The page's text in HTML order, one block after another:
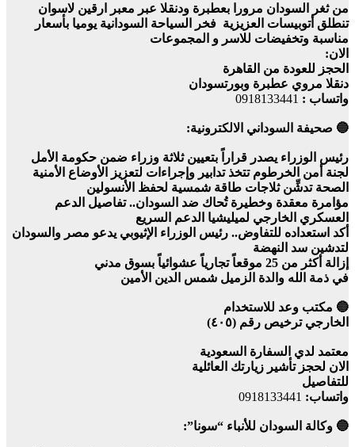
من ثغر السودان مرورا بعطبرة ودنقلا عبر معبر ارقين لاسوان
تنطلق أتوبيسات العزيزية فخر السياحة السودانية يوميا بأسعار
مناسبة وتخفيضات للاسر و المجموعات
الان:
الحجز للعودة من القاهرة
دنقلا مروي عطبرة وبورتسودان
واتساب : 0918133441
🔵 صحيفة السوداني الالكترونية:
رئيس الوزراء يصدر قراراً بتعيين ثلاثة وزراء ضمن حكومة الأمل
لجنة أمن الخرطوم تتخذ تدابير وإجراءات لتعزيز الأوضاع الأمنية
الصحة تدشِّن ثلاجات طاقة شمسية لحفظ الأنسولين
مؤامرة معقدة وخطيرة تُحاك ضد السودان.. تفاصيل الدعم
العسكري الخارجي لميليشيا الدعم السريع
أكد استعداده للتفاوض.. رئيس الوزراء الإثيوبي يدعو مصر والسودان
لتدشين سد النهضة
إزالة أكثر من 25 موقعاً تجارياً عشوائياً بسوق مدني
في ذمة الله والدة الزميل شمس الدين الأمين
🔵 مكتب وعد للاستخدام
الخارجي ترخيص رقم (٤٠٥)
معتمد لدي السفارة السعودية
الان لحجز تأشير زيارتك العائلية
للتفاصيل
واتساب: 0918133441
🔵 وكالة السودان للأنباء “سونا”: